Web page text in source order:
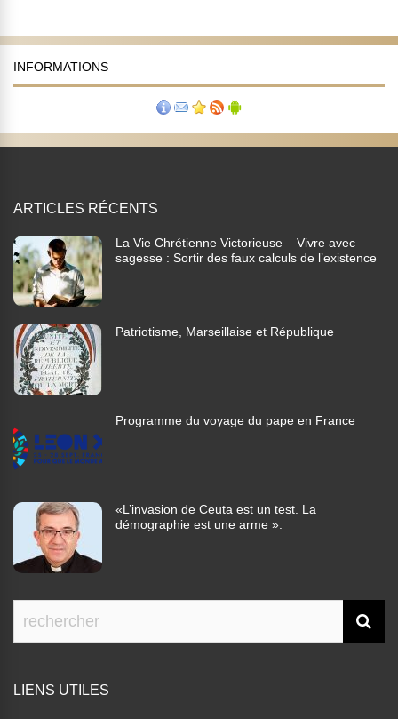
INFORMATIONS
ARTICLES RÉCENTS
La Vie Chrétienne Victorieuse – Vivre avec
sagesse : Sortir des faux calculs de l’existence
Patriotisme, Marseillaise et République
Programme du voyage du pape en France
«L’invasion de Ceuta est un test. La
démographie est une arme ».
LIENS UTILES